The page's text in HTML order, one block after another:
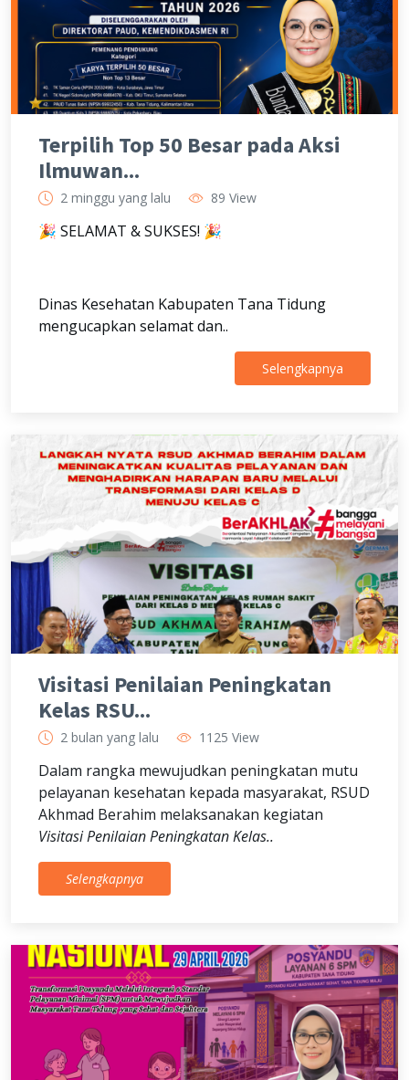
Terpilih Top 50 Besar pada Aksi
Ilmuwan...
2 minggu yang lalu 89 View
🎉 SELAMAT & SUKSES! 🎉
Dinas Kesehatan Kabupaten Tana Tidung
mengucapkan selamat dan..
Selengkapnya
Visitasi Penilaian Peningkatan
Kelas RSU...
2 bulan yang lalu 1125 View
Dalam rangka mewujudkan peningkatan mutu
pelayanan kesehatan kepada masyarakat, RSUD
Akhmad Berahim melaksanakan kegiatan
Visitasi Penilaian Peningkatan Kelas..
Selengkapnya